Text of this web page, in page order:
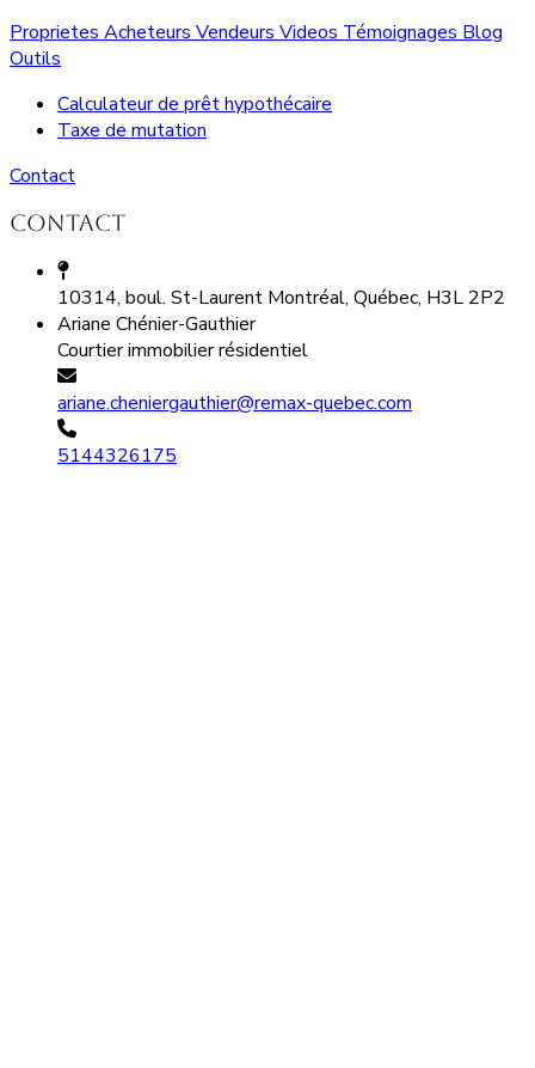
Proprietes Acheteurs Vendeurs Videos Témoignages Blog
Outils
Calculateur de prêt hypothécaire
Taxe de mutation
Contact
Contact
10314, boul. St-Laurent Montréal, Québec, H3L 2P2
Ariane Chénier-Gauthier
Courtier immobilier résidentiel
ariane.cheniergauthier@remax-quebec.com
5144326175